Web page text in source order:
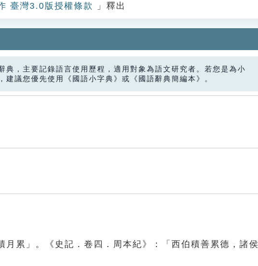
臺灣3.0版授權條款 」釋出
典，主要記錄語言使用歷程，適用對象為語文研究者。若您是為小
建議您優先使用《國語小字典》或《國語辭典簡編本》。
累」。《史記．卷四．周本紀》：「西伯積善累德，諸侯